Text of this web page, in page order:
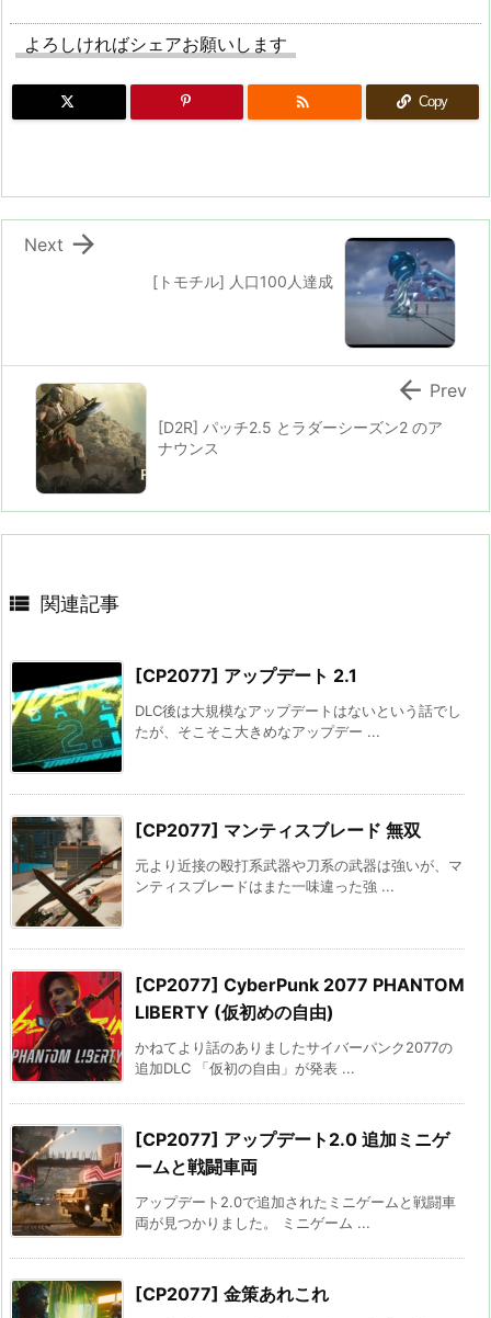
よろしければシェアお願いします
 Copy
[トモチル] 人口100人達成

Next
[D2R] パッチ2.5 とラダーシーズン2 のア
ナウンス
 Prev
 関連記事
[CP2077] アップデート 2.1
DLC後は大規模なアップデートはないという話でし
たが、そこそこ大きめなアップデー ...
[CP2077] マンティスブレード 無双
元より近接の殴打系武器や刀系の武器は強いが、マ
ンティスブレードはまた一味違った強 ...
[CP2077] CyberPunk 2077 PHANTOM
LIBERTY (仮初めの自由)
かねてより話のありましたサイバーパンク2077の
追加DLC 「仮初の自由」が発表 ...
[CP2077] アップデート2.0 追加ミニゲ
ームと戦闘車両
アップデート2.0で追加されたミニゲームと戦闘車
両が見つかりました。 ミニゲーム ...
[CP2077] 金策あれこれ